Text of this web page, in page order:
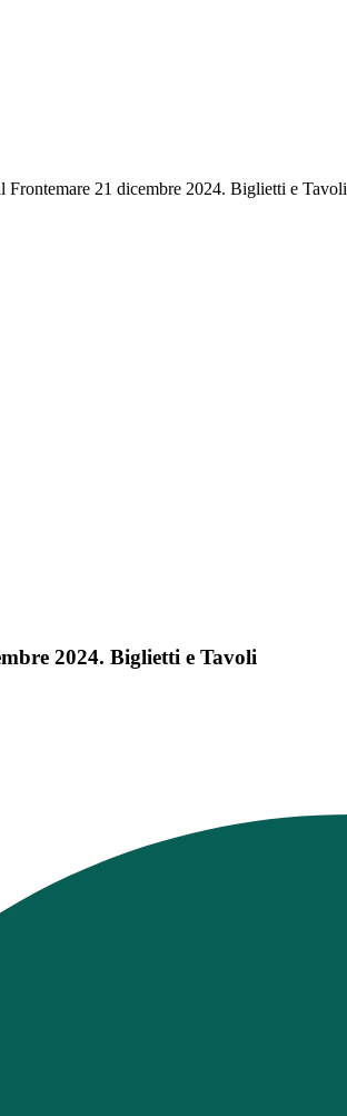
21 dicembre 2024. Biglietti e Tavoli
2024. Biglietti e Tavoli